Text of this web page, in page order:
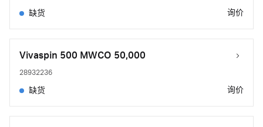
缺货 询价
Vivaspin 500 MWCO 50,000
28932236
缺货 询价